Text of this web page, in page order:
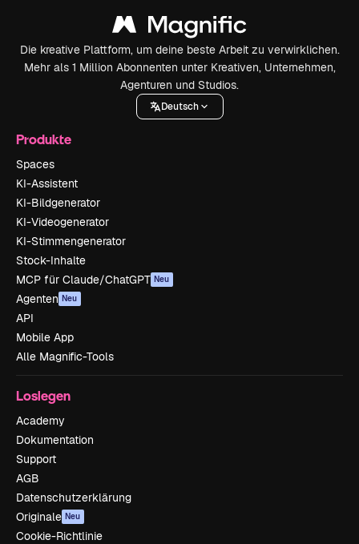
Die kreative Plattform, um deine beste Arbeit zu verwirklichen.
Mehr als 1 Million Abonnenten unter Kreativen, Unternehmen,
Agenturen und Studios.
Deutsch
Produkte
Spaces
KI-Assistent
KI-Bildgenerator
KI-Videogenerator
KI-Stimmengenerator
Stock-Inhalte
MCP für Claude/ChatGPT Neu
Agenten Neu
API
Mobile App
Alle Magnific-Tools
Loslegen
Academy
Dokumentation
Support
AGB
Datenschutzerklärung
Originale Neu
Cookie-Richtlinie